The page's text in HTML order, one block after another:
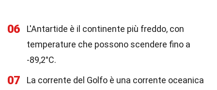
06
L'Antartide è il continente più freddo, con
temperature che possono scendere fino a
-89,2°C.
07
La corrente del Golfo è una corrente oceanica